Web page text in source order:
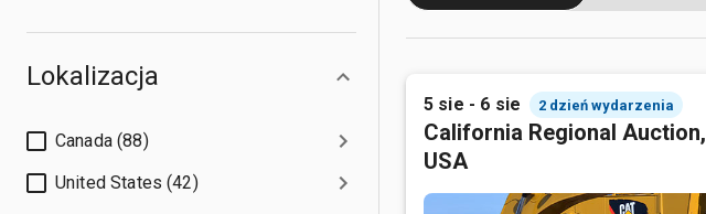
Lokalizacja
Canada (88)
United States (42)
5 sie - 6 sie 2 dzień wydarzenia
California Regional Auction,
USA